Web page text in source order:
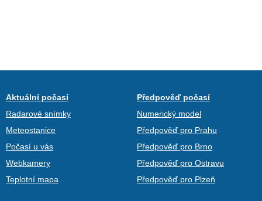
Aktuální počasí
Radarové snímky
Meteostanice
Počasí u vás
Webkamery
Teplotní mapa
Předpověď počasí
Numerický model
Předpověď pro Prahu
Předpověď pro Brno
Předpověď pro Ostravu
Předpověď pro Plzeň